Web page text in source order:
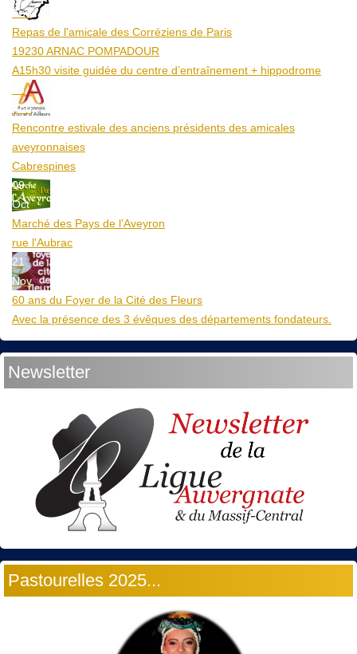
Aoû
Repas de l'amicale des Corréziens de Paris
19230 ARNAC POMPADOUR
A15h30 visite guidée du centre d’entraînement + hippodrome
25
Aoû
Rencontre estivale des anciens présidents des amicales
aveyronnaises
Cabrespines
09
Oct
Marché des Pays de l’Aveyron
rue l'Aubrac
21
Nov
60 ans du Foyer de la Cité des Fleurs
Avec la présence des 3 évêques des départements fondateurs.
Newsletter
Pastourelles 2025...